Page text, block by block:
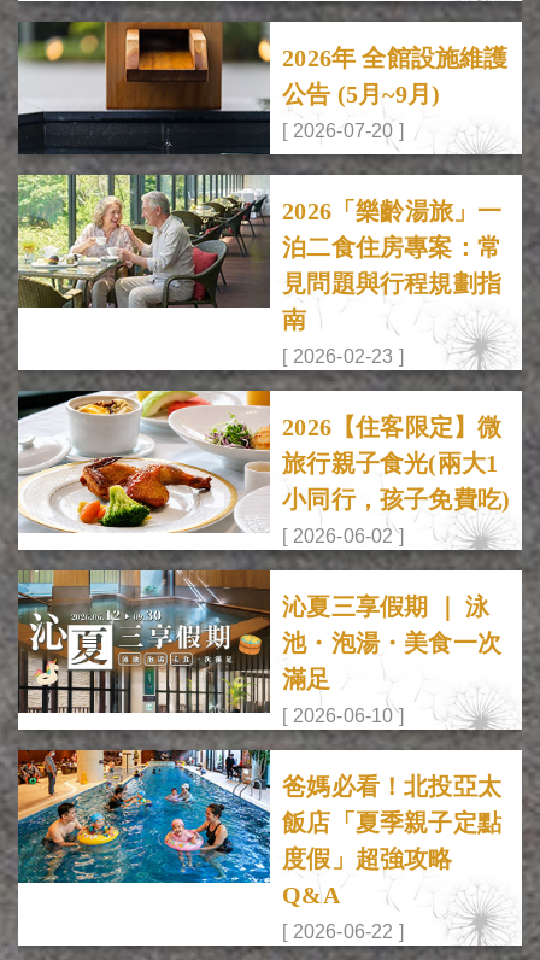
2026年 全館設施維護
公告 (5月~9月)
[ 2026-07-20 ]
2026「樂齡湯旅」一
泊二食住房專案：常
見問題與行程規劃指
南
[ 2026-02-23 ]
2026【住客限定】微
旅行親子食光(兩大1
小同行，孩子免費吃)
[ 2026-06-02 ]
沁夏三享假期 ｜ 泳
池・泡湯・美食一次
滿足
[ 2026-06-10 ]
爸媽必看！北投亞太
飯店「夏季親子定點
度假」超強攻略
Q&A
[ 2026-06-22 ]